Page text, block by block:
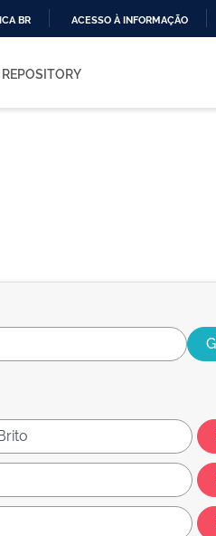
O
BR ACESSO À INFORMAÇÃO